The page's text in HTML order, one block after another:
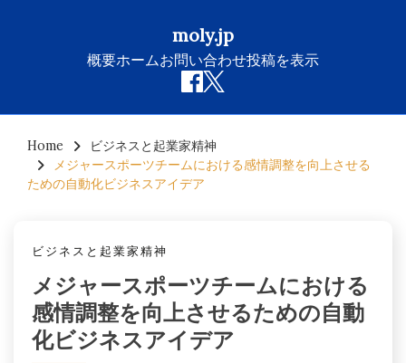
moly.jp
概要ホームお問い合わせ投稿を表示
content
Home
ビジネスと起業家精神
メジャースポーツチームにおける感情調整を向上させる
ための自動化ビジネスアイデア
ビジネスと起業家精神
メジャースポーツチームにおける
感情調整を向上させるための自動
化ビジネスアイデア